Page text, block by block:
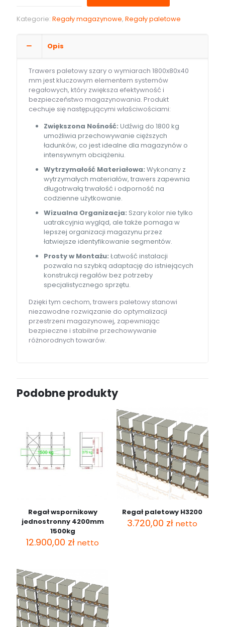
1800x80x40
kg
Kategorie: Regały magazynowe, Regały paletowe
Opis
Trawers paletowy szary o wymiarach 1800x80x40
mm jest kluczowym elementem systemów
regałowych, który zwiększa efektywność i
bezpieczeństwo magazynowania. Produkt
cechuje się następującymi właściwościami:
Zwiększona Nośność: Udźwig do 1800 kg
umożliwia przechowywanie cięższych
ładunków, co jest idealne dla magazynów o
intensywnym obciążeniu.
Wytrzymałość Materiałowa: Wykonany z
wytrzymałych materiałów, trawers zapewnia
długotrwałą trwałość i odporność na
codzienne użytkowanie.
Wizualna Organizacja: Szary kolor nie tylko
uatrakcyjnia wygląd, ale także pomaga w
lepszej organizacji magazynu przez
łatwiejsze identyfikowanie segmentów.
Prosty w Montażu: Łatwość instalacji
pozwala na szybką adaptację do istniejących
konstrukcji regałów bez potrzeby
specjalistycznego sprzętu.
Dzięki tym cechom, trawers paletowy stanowi
niezawodne rozwiązanie do optymalizacji
przestrzeni magazynowej, zapewniając
bezpieczne i stabilne przechowywanie
różnorodnych towarów.
Podobne produkty
Regał wspornikowy
jednostronny 4200mm
1500kg
12.900,00 zł netto
Regał paletowy H3200
3.720,00 zł netto